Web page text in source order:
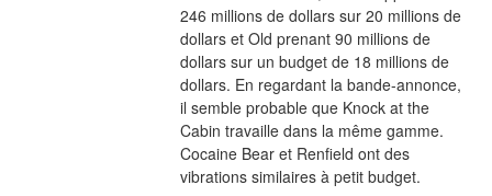
246 millions de dollars sur 20 millions de
dollars et Old prenant 90 millions de
dollars sur un budget de 18 millions de
dollars. En regardant la bande-annonce,
il semble probable que Knock at the
Cabin travaille dans la même gamme.
Cocaine Bear et Renfield ont des
vibrations similaires à petit budget.